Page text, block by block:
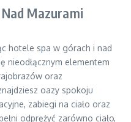
Mazurami
hotele spa w górach i nad
nieodłącznym elementem
oraz
oazy spokoju
zabiegi na ciało oraz
odprężyć zarówno ciało,